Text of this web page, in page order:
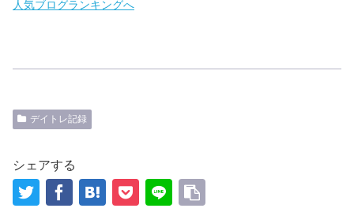
人気ブログランキングへ
デイトレ記録
シェアする